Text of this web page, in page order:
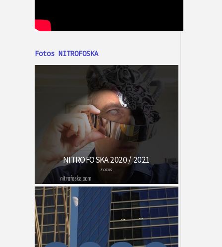
Fotos NITROFOSKA